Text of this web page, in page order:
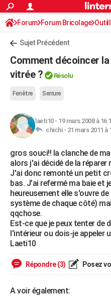
ACTUALITÉS
Politique
Société
Faits Divers
Education
Monde
Villes
+
Programme TV
TNTStreaming
Cinéma
Sorties cinéma
Musique
FINANCE
Retraite
Impôts
Epargne
Immobilier
Risques naturels par ville
Banque
Assurance
Crédit
AUTO
Essais
Réserver un essai
Citadines
Berlines
SUV
Forum auto
HIGH-TECH
Mobiles
Meilleur smartphone
Internet
Ordinateurs
Jeux vidéo
Guide high-tech
+BRICOLAGE
Forum
Aménagement intérieur
Extérieur
Cuisine
Salle de bains
Jardinage
Rangement
WEEK-END
Guides de France
Escapades
Patrimoine
Expositions
Musées
Week-end nature
+LIFESTYLE
Art de vivre
Bien-être
Loisirs
Mode
Modes de vie
SANTE
Alimentation
Guide de la santé
Maladies
Médicaments
Sommeil
VOYAGE
Destinations
City break
Voyage nature
Voyage de noces
Forum
Climat
+PHOTO
GUIDES D'ACHAT
Forum Forum Bricolage
Sujet Précédent
Comment décoincer
vitrée ?
Résolu
Fenêtre Serrure
laeti10- 19 mars 2008 à
chichi - 21 mars 2011 à
gros souci!! la clanche de
alors j'ai décidé de la
J'ai donc remonté un petit
bas. J'ai refermé ma baie et
heureusement elle s'ouvre
système de chaque côté)
qqchose.
Est-ce que je peux tenter de
l'intérieur ou dois-je appeler
Laeti10
Répondre (3) Posez
A voir également: